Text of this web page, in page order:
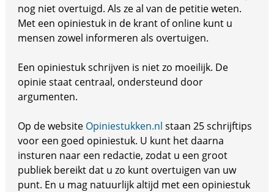
nog niet overtuigd. Als ze al van de petitie weten.
Met een opiniestuk in de krant of online kunt u
mensen zowel informeren als overtuigen.
Een opiniestuk schrijven is niet zo moeilijk. De
opinie staat centraal, ondersteund door
argumenten.
Op de website Opiniestukken.nl staan 25 schrijftips
voor een goed opiniestuk. U kunt het daarna
insturen naar een redactie, zodat u een groot
publiek bereikt dat u zo kunt overtuigen van uw
punt. En u mag natuurlijk altijd met een opiniestuk